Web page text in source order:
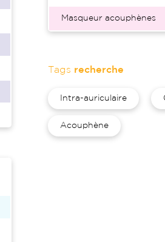
Masqueur acouphènes
Tags recherche
Intra-auriculaire
Acouphène